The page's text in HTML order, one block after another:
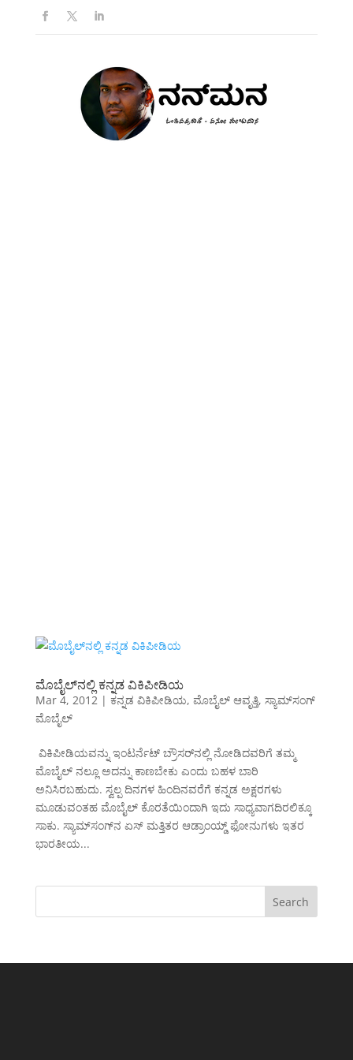
ಮೊಬೈಲ್‌ನಲ್ಲಿ ಕನ್ನಡ ವಿಕಿಪೀಡಿಯ
Mar 4, 2012| ಕನ್ನಡ ವಿಕಿಪೀಡಿಯ, ಮೊಬೈಲ್ ಆವೃತ್ತಿ, ಸ್ಯಾಮ್‌ಸಂಗ್
ಮೊಬೈಲ್
ವಿಕಿಪೀಡಿಯವನ್ನು ಇಂಟರ್ನೆಟ್ ಬ್ರೌಸರ್‌ನಲ್ಲಿ ನೋಡಿದವರಿಗೆ ತಮ್ಮ
ಮೊಬೈಲ್ ನಲ್ಲೂ ಅದನ್ನು ಕಾಣಬೇಕು ಎಂದು ಬಹಳ ಬಾರಿ
ಅನಿಸಿರಬಹುದು. ಸ್ವಲ್ಪ ದಿನಗಳ ಹಿಂದಿನವರೆಗೆ ಕನ್ನಡ ಅಕ್ಷರಗಳು
ಮೂಡುವಂತಹ ಮೊಬೈಲ್ ಕೊರತೆಯಿಂದಾಗಿ ಇದು ಸಾಧ್ಯವಾಗದಿರಲಿಕ್ಕೂ
ಸಾಕು. ಸ್ಯಾಮ್‌ಸಂಗ್‌ನ ಏಸ್ ಮತ್ತಿತರ ಆಡ್ರಾಂಯ್ಡ್ ಫೋನುಗಳು ಇತರ
ಭಾರತೀಯ...